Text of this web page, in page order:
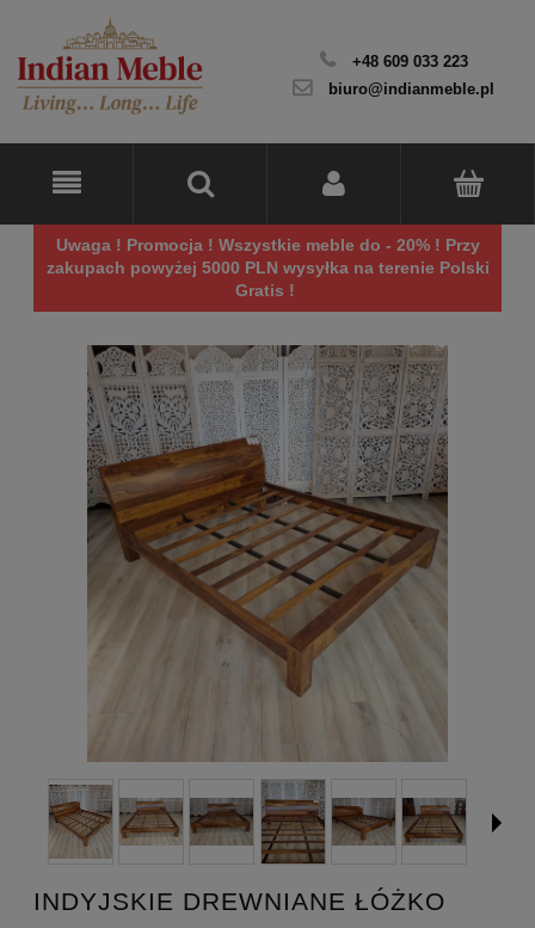
+48 609 033 223
biuro@indianmeble.pl
Uwaga ! Promocja ! Wszystkie meble do - 20% ! Przy
zakupach powyżej 5000 PLN wysyłka na terenie Polski
Gratis !
INDYJSKIE DREWNIANE ŁÓŻKO